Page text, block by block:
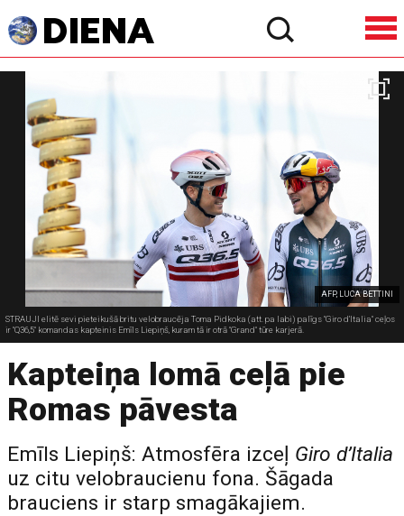
AFP, LUCA BETTINI
STRAUJI elitē sevi pieteikušā britu velobraucēja Toma Pidkoka (att. pa labi) palīgs "Giro d’Italia" ceļos
ir "Q36,5" komandas kapteinis Emīls Liepiņš, kuram tā ir otrā "Grand" tūre karjerā.
Kapteiņa lomā ceļā pie
Romas pāvesta
Emīls Liepiņš: Atmosfēra izceļ Giro d’Italia
uz citu velobraucienu fona. Šāgada
brauciens ir starp smagākajiem.